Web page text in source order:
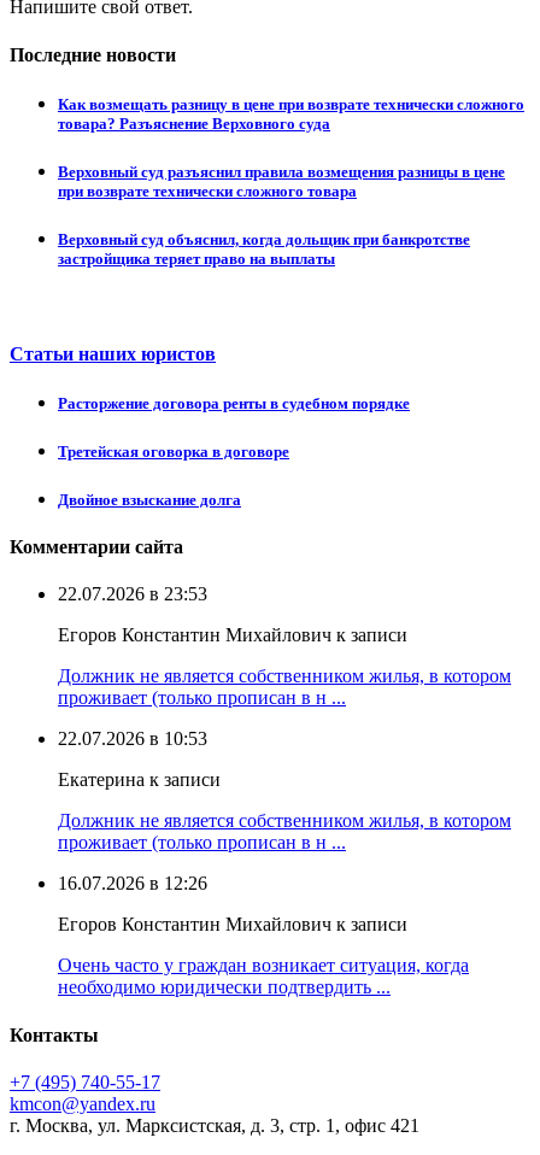
Напишите свой ответ.
Последние новости
Как возмещать разницу в цене при возврате технически сложного
товара? Разъяснение Верховного суда
Верховный суд разъяснил правила возмещения разницы в цене
при возврате технически сложного товара
Верховный суд объяснил, когда дольщик при банкротстве
застройщика теряет право на выплаты
Статьи наших юристов
Расторжение договора ренты в судебном порядке
Третейская оговорка в договоре
Двойное взыскание долга
Комментарии сайта
22.07.2026 в 23:53
Егоров Константин Михайлович к записи
Должник не является собственником жилья, в котором
проживает (только прописан в н ...
22.07.2026 в 10:53
Екатерина к записи
Должник не является собственником жилья, в котором
проживает (только прописан в н ...
16.07.2026 в 12:26
Егоров Константин Михайлович к записи
Очень часто у граждан возникает ситуация, когда
необходимо юридически подтвердить ...
Контакты
+7 (495) 740‑55‑17
kmcon@yandex.ru
г. Москва, ул. Марксистская, д. 3, стр. 1, офис 421